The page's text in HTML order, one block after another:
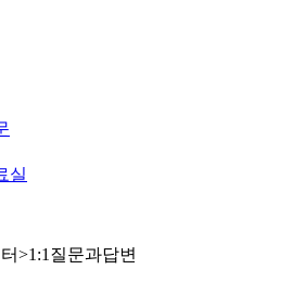
실
>1:1질문과답변